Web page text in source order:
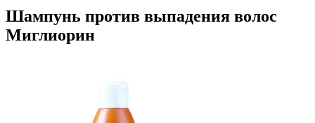
Шампунь против выпадения волос
Миглиорин